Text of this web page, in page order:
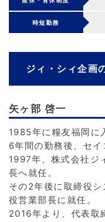
時短勤務
ジィ・シィ企画
矢ヶ部 啓一
1985年に糧友福岡に
6年間の勤務後、セイ
1997年、株式会社ジ
長へ就任。
その2年後に取締役
役営業部長に就任。
2016年より、代表取